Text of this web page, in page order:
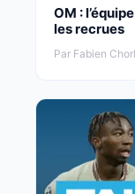
OM :
les recrues
Par Fabien